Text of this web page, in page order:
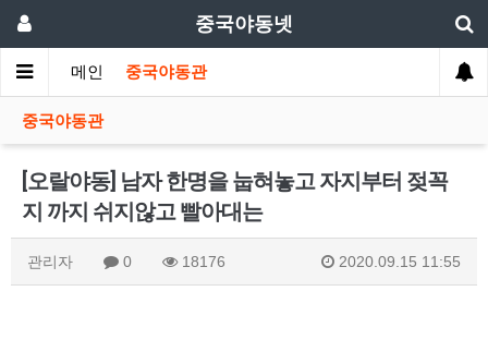
중국야동넷
메인 중국야동관
중국야동관
[오랄야동] 남자 한명을 눕혀놓고 자지부터 젖꼭
지 까지 쉬지않고 빨아대는
관리자 0 18176 2020.09.15 11:55